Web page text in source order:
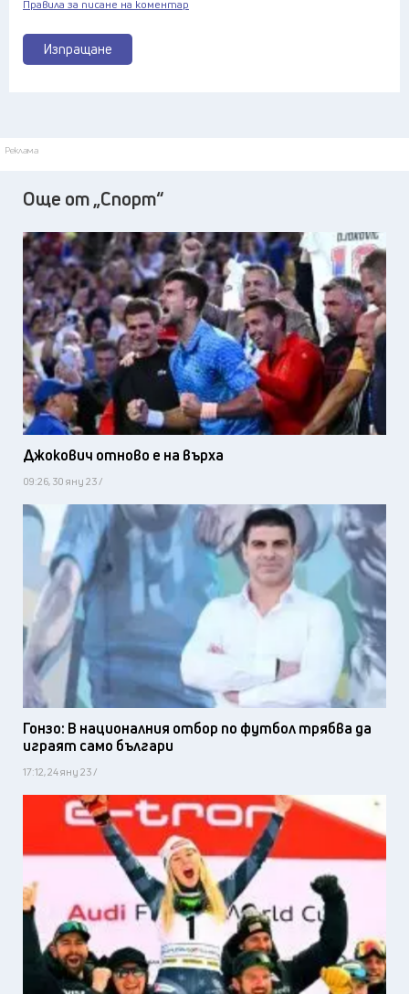
Изпращане
Правила за писане на коментар
Реклама
Още от „Спорт“
Джокович отново е на върха
09:26, 30 яну 23 /
Гонзо: В националния отбор по футбол трябва да
играят само българи
17:12, 24 яну 23 /